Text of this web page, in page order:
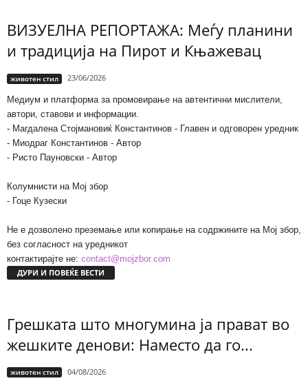
ВИЗУЕЛНА РЕПОРТАЖА: Меѓу планини
и традиција на Пирот и Књажевац
животен стил 23/06/2026
Медиум и платформа за промовирање на автентични мислители,
автори, ставови и информации.
- Магдалена Стојмановиќ Константинов - Главен и одговорен уредник
- Миодраг Константинов - Автор
- Ристо Пауновски - Автор
Колумнисти на Мој збор
- Гоце Кузески
Не е дозволено преземање или копирање на содржините на Мој збор,
без согласност на уредникот
контактирајте не: contact@mojzbor.com
ДУРИ И ПОВЕЌЕ ВЕСТИ
Грешката што многумина ја прават во
жешките денови: Наместо да го...
животен стил 04/08/2026